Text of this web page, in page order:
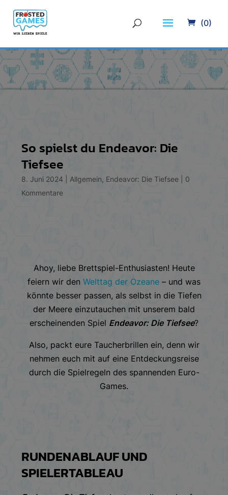
(0)
So spielst du Endeavor: Die
Tiefsee
8. Juni 2024 Allgemein, Endeavor: Die Tiefsee
0
Kommentare
Ahoy, liebe Brettspiel-Enthusiasten! Heute
feiern wir den Welttag der Ozeane – und was
könnte besser passen, als selbst in die Tiefen
der Meere einzutauchen mit unserem bald
erscheinenden Spiel Endeavor: Die Tiefsee?
Also, packt eure Taucherbrillen ein, denn wir
nehmen euch mit auf eine Entdeckungsreise
durch die Spielregeln des spannenden Euro-
Games.
RUNDENABLAUF UND
SPIELERTABLEAU